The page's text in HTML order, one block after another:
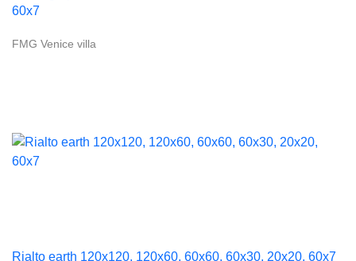
60x7
FMG Venice villa
Rialto earth 120x120, 120x60, 60x60, 60x30, 20x20, 60x7